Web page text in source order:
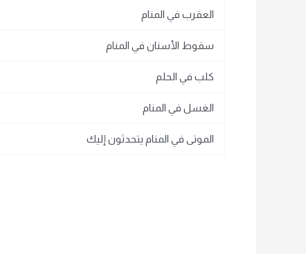
العقرب في المنام
سقوط الأسنان في المنام
كلب في الحلم
الغسل في المنام
الموتى في المنام يتحدثون إليك